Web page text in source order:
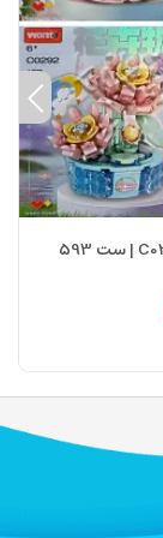
لگو گل 4 در 1 WOMA مدل C0292 | ست 593